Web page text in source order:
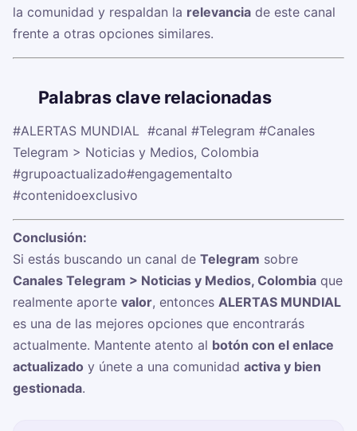
la comunidad y respaldan la relevancia de este canal
frente a otras opciones similares.
Palabras clave relacionadas
#ALERTAS MUNDIAL ️ #canal #Telegram #Canales
Telegram > Noticias y Medios, Colombia
#grupoactualizado#engagementalto
#contenidoexclusivo
Conclusión:
Si estás buscando un canal de Telegram sobre
Canales Telegram > Noticias y Medios, Colombia que
realmente aporte valor, entonces ALERTAS MUNDIAL
es una de las mejores opciones que encontrarás
actualmente. Mantente atento al botón con el enlace
actualizado y únete a una comunidad activa y bien
gestionada.